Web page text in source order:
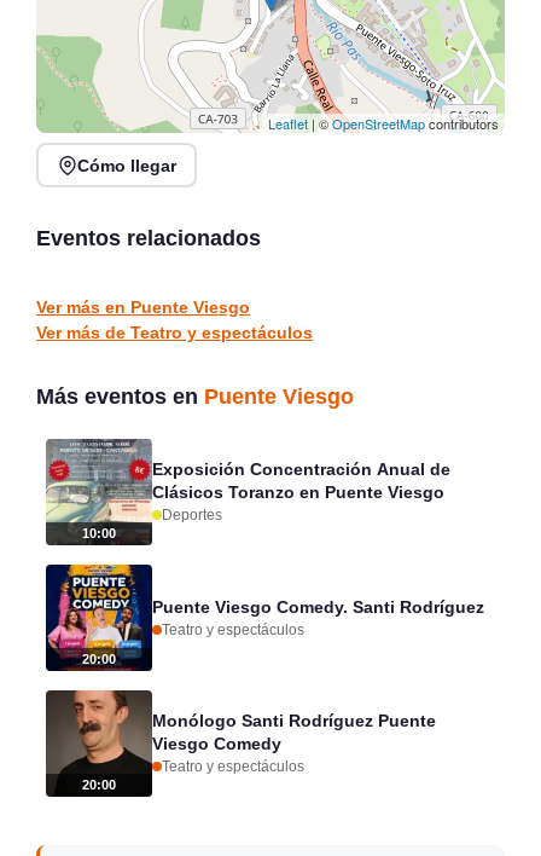
Leaflet | ©OpenStreetMapcontributors
Cómo llegar
Eventos relacionados
Agosto en la Ciudad en
Santander 2026
Santander
Ver más en Puente Viesgo
Ver más de Teatro y espectáculos
Más eventos en Puente Viesgo
10:00
Exposición Concentración Anual de
Clásicos Toranzo en Puente Viesgo
Deportes
20:00
Puente Viesgo Comedy. Santi Rodríguez
Teatro y espectáculos
20:00
Monólogo Santi Rodríguez Puente
Viesgo Comedy
Teatro y espectáculos